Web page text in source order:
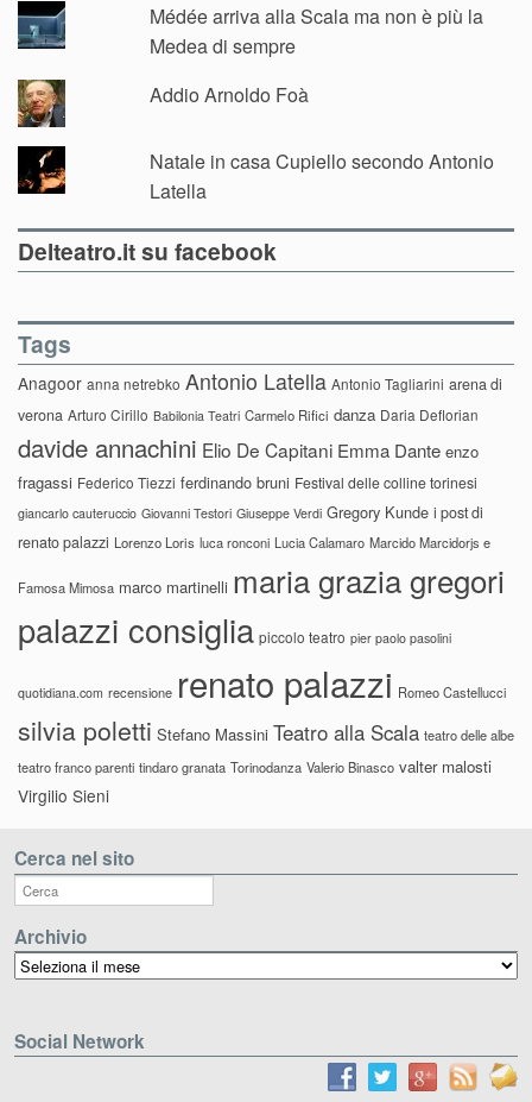
Médée arriva alla Scala ma non è più la
Medea di sempre
Addio Arnoldo Foà
Natale in casa Cupiello secondo Antonio
Latella
Delteatro.it su facebook
Tags
Anagoor anna netrebko Antonio Latella Antonio Tagliarini arena di
verona Arturo Cirillo Babilonia Teatri Carmelo Rifici danza Daria Deflorian
davide annachini Elio De Capitani Emma Dante enzo
fragassi Federico Tiezzi ferdinando bruni Festival delle colline torinesi
giancarlo cauteruccio Giovanni Testori Giuseppe Verdi Gregory Kunde i post di
renato palazzi Lorenzo Loris luca ronconi Lucia Calamaro Marcido Marcidorjs e
Famosa Mimosa marco martinelli maria grazia gregori
palazzi consiglia piccolo teatro pier paolo pasolini
quotidiana.com recensione renato palazzi Romeo Castellucci
silvia poletti Stefano Massini Teatro alla Scala teatro delle albe
teatro franco parenti tindaro granata Torinodanza Valerio Binasco valter malosti
Virgilio Sieni
Cerca nel sito
Archivio
Archivio
Social Network